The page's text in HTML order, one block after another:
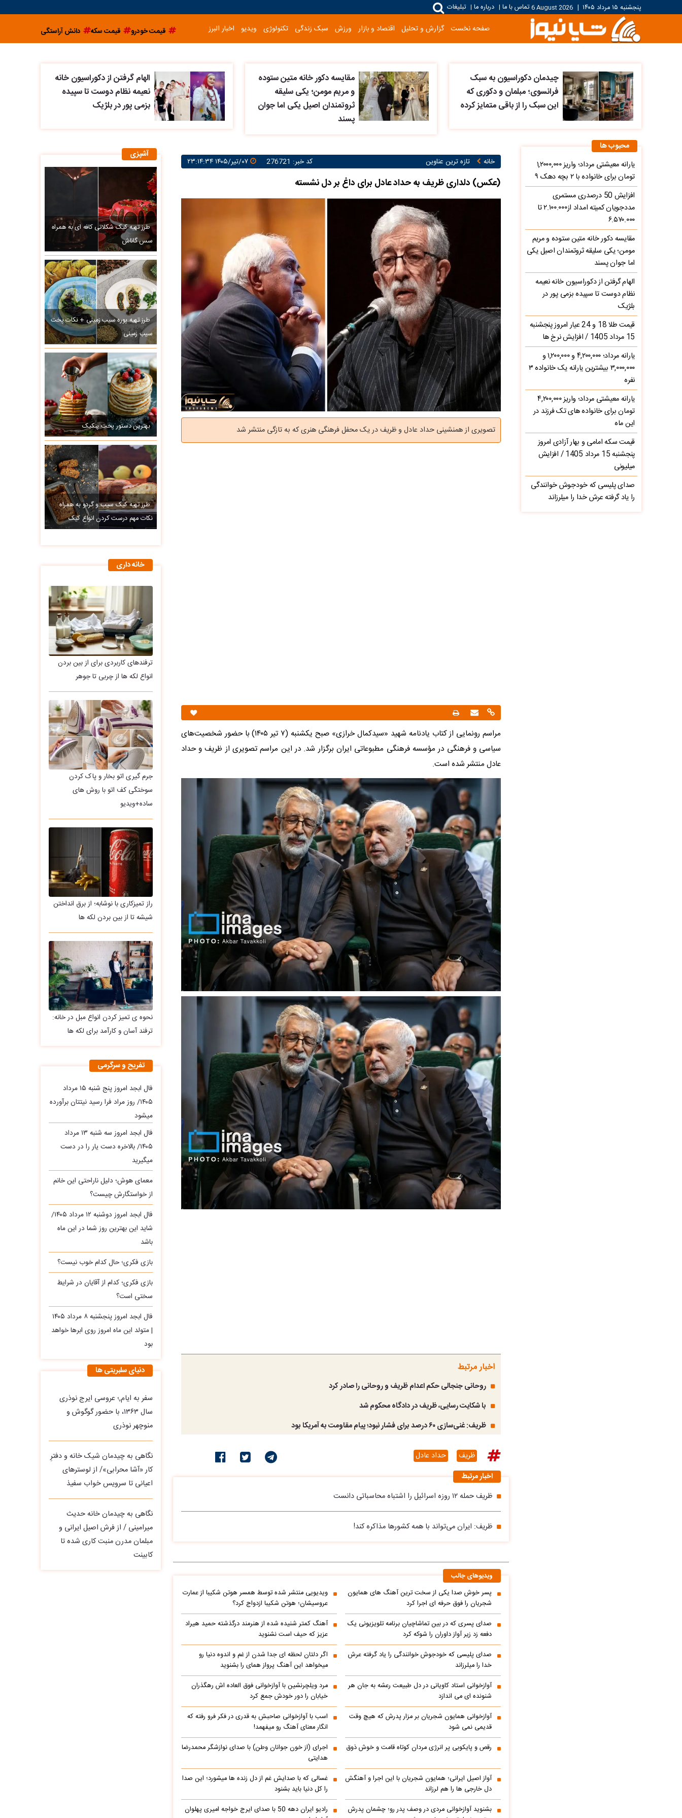
پنجشنبه ۱۵ مرداد ۱۴۰۵ |
6 August 2026تماس با ما | درباره ما | تبلیغات
صفحه نخست گزارش و تحلیل اقتصاد و بازار ورزش سبک زندگی تکنولوژی ویدیو اخبار البرز قیمت خودرو قیمت سکه دانش آراستگی
چیدمان دکوراسیون به سبک
فرانسوی؛ مبلمان و دکوری که
این سبک را از باقی متمایز کرده
مقایسه دکور خانه متین ستوده
و مریم مومن؛ یکی سلیقه
ثروتمندان اصیل یکی اما جوان
پسند
الهام گرفتن از دکوراسیون خانه
نعیمه نظام دوست تا سپیده
بزمی پور در بلژیک
خانه تازه ترین عناوین کد خبر: 276721 ۰۷/تیر/۱۴۰۵ ۲۳:۱۴:۳۴
(عکس) دلداری ظریف به حداد عادل برای داغ بر دل نشسته
تصویری از همنشینی حداد عادل و ظریف در یک محفل فرهنگی هنری که به تازگی منتشر شد
مراسم رونمایی از کتاب یادنامه شهید «سیدکمال خرازی» صبح یکشنبه (۷ تیر ۱۴۰۵) با حضور شخصیت‌های
سیاسی و فرهنگی در مؤسسه فرهنگی مطبوعاتی ایران برگزار شد. در این مراسم تصویری از ظریف و حداد
عادل منتشر شده است.
اخبار مرتبط
روحانی جنجالی حکم اعدام ظریف و روحانی را صادر کرد
با شکایت رسایی، ظریف در دادگاه محکوم شد
ظریف: غنی‌سازی ۶۰ درصد برای فشار نبود؛ پیام مقاومت به آمریکا بود
ظریف
حداد عادل
اخبار مرتبط
ظریف حمله ۱۲ روزه اسرائیل را اشتباه محاسباتی دانست
ظریف: ایران می‌تواند با همه کشورها مذاکره کند!
ویدیوهای جالب
پسر خوش صدا یکی از سخت ترین آهنگ های همایون
شجریان را فوق حرفه ای اجرا کرد
ویدیویی منتشر شده توسط همسر هوتن شکیبا از عمارت
عروسیشان؛ هوتن شکیبا ازدواج کرد؟
صدای پسری که در بین تماشاچیان برنامه تلویزیونی یک
دفعه زد زیر آواز داوران را شوکه کرد
آهنگ کمتر شنیده شده از هنرمند درگذشته حمید هیراد
عزیز که حیف است نشنوید
صدای پلیسی که خودجوش خوانندگی را یاد گرفته عرش
خدا را میلرزاند
اگر دلتان لحظه ای جدا شدن از غم و اندوه دنیا رو
میخواهد این آهنگ پرواز همای را بشنوید
آوازخوانی استاد کاویانی در دل طبیعت رعشه به جان هر
شنونده ای می اندازد
مرد ویلچرنشین با آوازخوانی فوق العاده اش رهگذران
خیابان را دور خودش جمع کرد
آوازخوانی همایون شجریان بر مزار پدرش که هیچ وقت
قدیمی نمی شود
اسب با آوازخوانی صاحبش به قدری در فکر فرو رفته که
انگار معنای آهنگ رو میفهمد!
رقص و پایکوبی پر انرژی مردان کوتاه قامت و خوش ذوق
اجرای (از خون جوانان وطن) با صدای نوازشگر محمدرضا
هدایتی
آواز اصیل ایرانی؛ همایون شجریان با این اجرا و آهنگش
دل خارجی ها را هم لرزاند
غسالی که با صدایش غم از دل زنده ها میشورد؛ این صدا
را کل دنیا باید بشنود
بشنوید آوازخوانی مردی در وصف پدر رو؛ چشمان پدرش
رادیو ایران دهه 50 با صدای ایرج خواجه امیری پهلوان
آشپزی
طرز تهیه کیک شکلاتی کافه ای به همراه
سس گاناش
طرز تهیه پوره سیب زمینی + نکات پخت
سیب زمینی
بهترین دستور پخت پنکیک
طرز تهیه کیک سیب و گردو به همراه
نکات مهم درست کردن انواع کیک
خانه داری
ترفندهای کاربردی برای از بین بردن
انواع لکه ها از چربی تا جوهر
جرم گیری اتو بخار و پاک کردن
سوختگی کف اتو با روش های
ساده+ویدیو
راز تمیزکاری با نوشابه؛ از برق انداختن
شیشه تا از بین بردن لکه ها
نحوه ی تمیز کردن انواع مبل در خانه:
ترفند آسان و کارآمد برای لکه ها
تفریح و سرگرمی
فال ابجد امروز پنج شنبه ۱۵ مرداد
۱۴۰۵/ روز مراد فرا رسید نیتتان برآورده
میشود
فال ابجد امروز سه‌ شنبه ۱۳ مرداد
۱۴۰۵/ بالاخره دست یار را در دست
میگیرید
معمای هوش؛ دلیل ناراحتی این خانم
از خواستگارش چیست؟
فال ابجد امروز دوشنبه ۱۲ مرداد ۱۴۰۵/
شاید این بهترین روز شما در این ماه
باشد
بازی فکری؛ حال کدام خوب نیست؟
بازی فکری؛ کدام از آقایان در شرایط
سختی است؟
فال ابجد امروز پنجشنبه ۸ مرداد ۱۴۰۵
| متولد این ماه امروز روی ابرها خواهد
بود
دنیای سلبریتی ها
سفر به ایام,؛ عروسی ایرج نوذری
سال ۱۳۶۳، با حضور گوگوش و
منوچهر نوذری
نگاهی به چیدمان شیک خانه و دفترِ
کار «آشا محرابی»/ از لوسترهای
اعیانی تا سرویس خواب سفیذ
نگاهی به چیدمان خانه حدیث
میرامینی / از فرش اصیل ایرانی و
مبلمان مدرن منبت‌ کاری‌ شده تا
کابینت
محبوب ها
یارانه معیشتی مرداد؛ واریز ۱,۲۰۰۰,۰۰۰
تومان برای خانواده با ۲ بچه دهک ۹
افزایش 50 درصدری مستمری
مددجویان کمیته امداد از۲.۱۰۰.۰۰۰ تا
۶.۵۷۰.۰۰۰
مقایسه دکور خانه متین ستوده و مریم
مومن؛ یکی سلیقه ثروتمندان اصیل یکی
اما جوان پسند
الهام گرفتن از دکوراسیون خانه نعیمه
نظام دوست تا سپیده بزمی پور در
بلژیک
قیمت طلا 18 و 24 عیار امروز پنجشنبه
15 مرداد 1405 / افزایش نرخ ها
یارانه مرداد؛ ۴,۲۰۰,۰۰۰ و ۱,۲۰۰,۰۰۰ و
۳,۰۰۰,۰۰۰ بیشترین یارانه یک خانواده ۳
نفره
یارانه معیشتی مرداد؛ واریز ۴,۲۰۰,۰۰۰
تومان برای خانواده های تک فرزند در
این ماه
قیمت سکه امامی و بهار آزادی امروز
پنجشنبه 15 مرداد 1405 / افزایش
میلیونی
صدای پلیسی که خودجوش خوانندگی
را یاد گرفته عرش خدا را میلرزاند